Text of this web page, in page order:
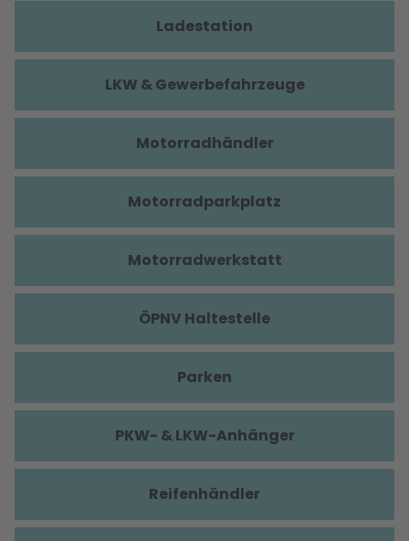
Ladestation
LKW & Gewerbefahrzeuge
Motorradhändler
Motorradparkplatz
Motorradwerkstatt
ÖPNV Haltestelle
Parken
PKW- & LKW-Anhänger
Reifenhändler